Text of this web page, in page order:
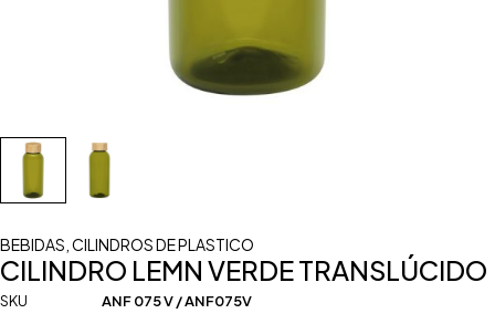
BEBIDAS CILINDROS DE PLASTICO
CILINDRO LEMN VERDE TRANSLÚCIDO
SKU ANF 075 V / ANF075V